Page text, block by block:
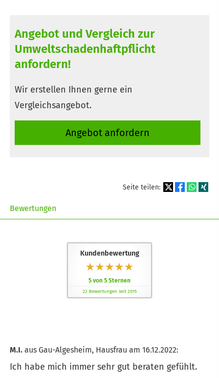
Angebot und Vergleich zur
Umweltschadenhaftpflicht
anfordern!
Wir erstellen Ihnen gerne ein
Vergleichsangebot.
An­ge­bot an­for­dern
Seite teilen:
Bewertungen
Kundenbewertung
5 von 5 Sternen
22Bewertungen seit 2015
M.I. aus Gau-Algesheim, Hausfrau am 16.12.2022:
Ich habe mich immer sehr gut beraten gefühlt.